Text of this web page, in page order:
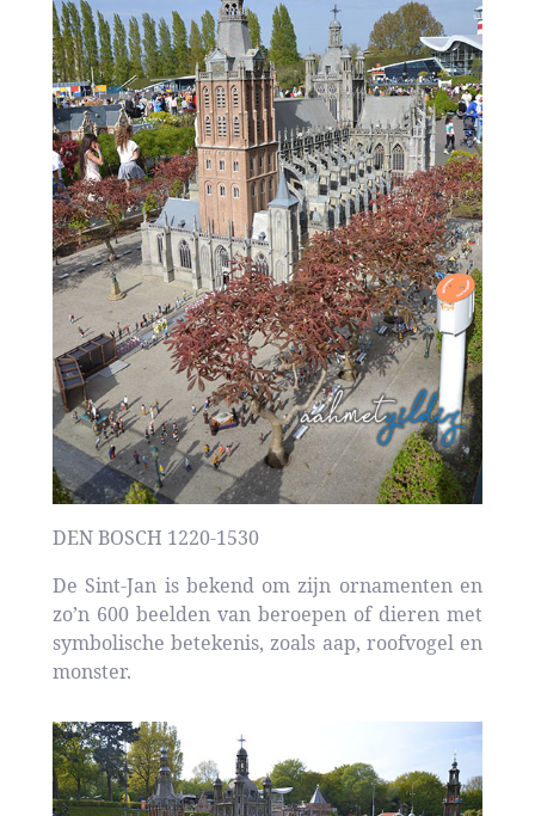
DEN BOSCH 1220-1530
De Sint-Jan is bekend om zijn ornamenten en
zo’n 600 beelden van beroepen of dieren met
symbolische betekenis, zoals aap, roofvogel en
monster.